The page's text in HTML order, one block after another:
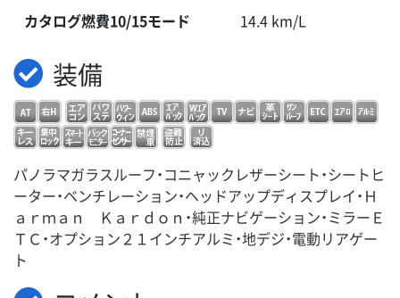
カタログ燃費10/15モード 14.4 km/L
装備
パノラマガラスルーフ・コニャックレザーシート・シートヒ
ーター・ベンチレーション・ヘッドアップディスプレイ・Ｈ
ａｒｍａｎ Ｋａｒｄｏｎ・純正ナビゲーション・ミラーＥ
ＴＣ・オプション２１インチアルミ・地デジ・電動リアゲー
ト